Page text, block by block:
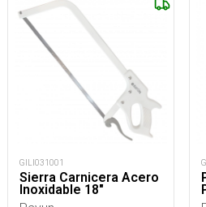
GILI031001
Sierra Carnicera Acero
Inoxidable 18"